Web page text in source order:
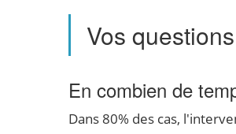
Vos
En combien de
Dans 80% des cas,